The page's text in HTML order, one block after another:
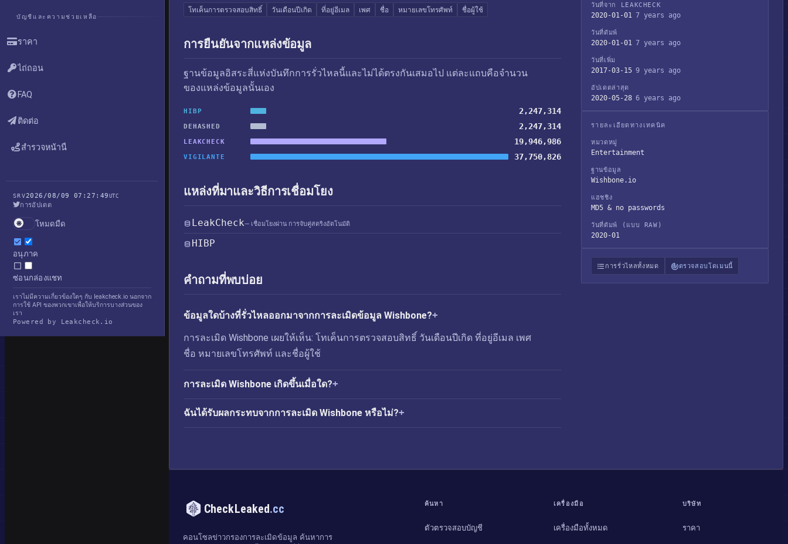
บัญชีและความช่วยเหลือ
ราคา
ไถ่ถอน
FAQ
ติดต่อ
สำรวจหน้านี้
SRV2026/08/09 07:27:49UTC
การอัปเดต
โหมดมืด
อนุภาค
ซ่อนกล่องแชท
เราไม่มีความเกี่ยวข้องใดๆ กับ leakcheck.io นอกจาก
การใช้ API ของพวกเขาเพื่อให้บริการบางส่วนของ
เรา
Powered by Leakcheck.io
โทเค็นการตรวจสอบสิทธิ์ วันเดือนปีเกิด ที่อยู่อีเมล เพศ ชื่อ หมายเลขโทรศัพท์ ชื่อผู้ใช้
การยืนยันจากแหล่งข้อมูล
ฐานข้อมูลอิสระสี่แห่งบันทึกการรั่วไหลนี้และไม่ได้ตรงกันเสมอไป แต่ละแถบคือจำนวน
ของแหล่งข้อมูลนั้นเอง
HIBP 2,247,314
DEHASHED 2,247,314
LEAKCHECK 19,946,986
VIGILANTE 37,750,826
แหล่งที่มาและวิธีการเชื่อมโยง
LeakCheck— เชื่อมโยงผ่าน การจับคู่สตริงอัตโนมัติ
HIBP
คำถามที่พบบ่อย
ข้อมูลใดบ้างที่รั่วไหลออกมาจากการละเมิดข้อมูล Wishbone?
การละเมิด Wishbone เผยให้เห็น: โทเค็นการตรวจสอบสิทธิ์ วันเดือนปีเกิด ที่อยู่อีเมล เพศ
ชื่อ หมายเลขโทรศัพท์ และชื่อผู้ใช้
การละเมิด Wishbone เกิดขึ้นเมื่อใด?
ฉันได้รับผลกระทบจากการละเมิด Wishbone หรือไม่?
วันที่จาก LEAKCHECK
2020-01-01 7 years ago
วันที่ดัมพ์
2020-01-01 7 years ago
วันที่เพิ่ม
2017-03-15 9 years ago
อัปเดตล่าสุด
2020-05-28 6 years ago
รายละเอียดทางเทคนิค
หมวดหมู่
Entertainment
ฐานข้อมูล
Wishbone.io
แฮชชิง
MD5 & no passwords
วันที่ดัมพ์ (แบบ RAW)
2020-01
การรั่วไหลทั้งหมด ตรวจสอบโดเมนนี้
CheckLeaked.cc
คอนโซลข่าวกรองการละเมิดข้อมูล ค้นหาการ
ค้นหา
ตัวตรวจสอบบัญชี
เครื่องมือ
เครื่องมือทั้งหมด
บริษัท
ราคา